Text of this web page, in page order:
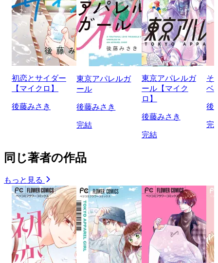
初恋とサイダー
【マイクロ】
後藤みさき
東京アパレルガ
ール
後藤みさき
完結
東京アパレルガ
ール【マイク
ロ】
後藤みさき
完結
そ
ベ
後
完
同じ著者の作品
もっと見る